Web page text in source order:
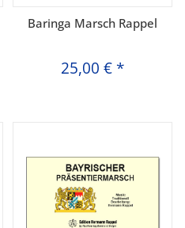
Baringa Marsch Rappel
25,00 € *